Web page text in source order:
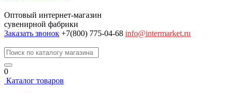
Оптовый интернет-магазин
сувенирной фабрики
Заказать звонок +7(800) 775-04-68 info@intermarket.ru
0
Каталог товаров